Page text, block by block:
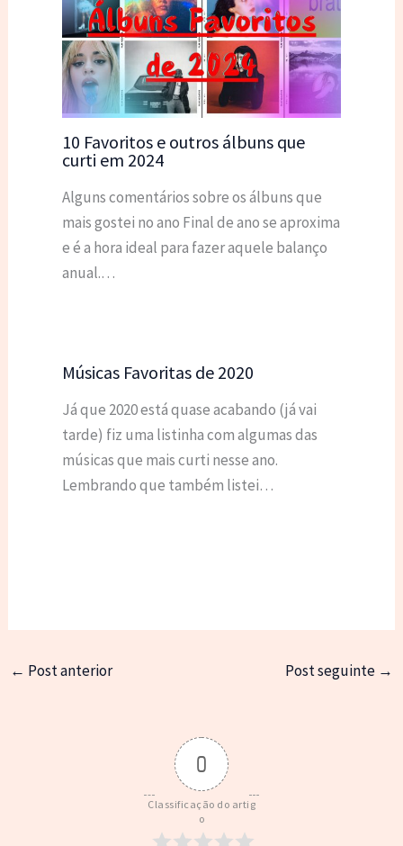
10 Favoritos e outros álbuns que
curti em 2024
Alguns comentários sobre os álbuns que
mais gostei no ano Final de ano se aproxima
e é a hora ideal para fazer aquele balanço
anual.…
Músicas Favoritas de 2020
Já que 2020 está quase acabando (já vai
tarde) fiz uma listinha com algumas das
músicas que mais curti nesse ano.
Lembrando que também listei…
← Post anterior Post seguinte →
0
Classificação do artig
o